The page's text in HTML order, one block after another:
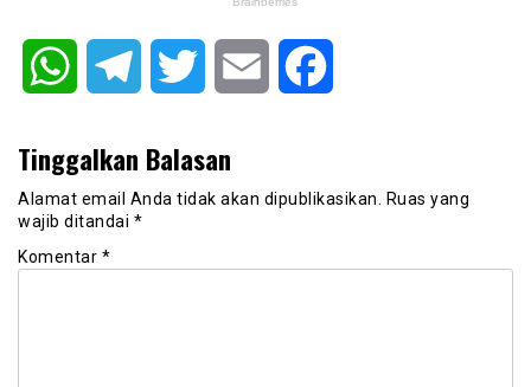
WhatsAppTelegram Twitter Email
Tinggalkan Balasan
Alamat email Anda tidak akan dipublikasikan.
Ruas yang
wajib ditandai *
Komentar *